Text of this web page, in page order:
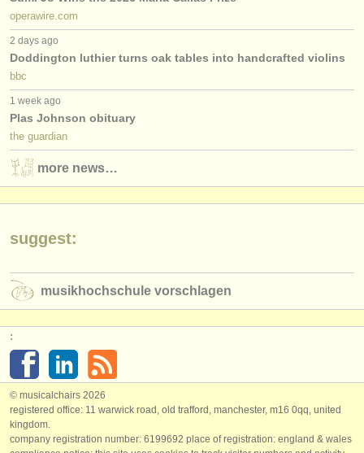
operawire.com
2 days ago
Doddington luthier turns oak tables into handcrafted violins
bbc
1 week ago
Plas Johnson obituary
the guardian
more news…
suggest:
musikhochschule vorschlagen
:
© musicalchairs 2026
registered office: 11 warwick road, old trafford, manchester, m16 0qq, united
kingdom.
company registration number: ​6199692 place of registration: england & wales